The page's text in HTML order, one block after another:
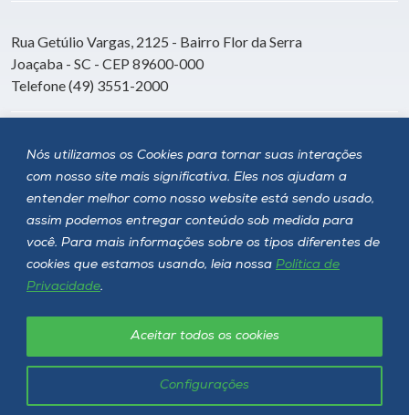
Nós utilizamos os Cookies para tornar suas interações
com nosso site mais significativa. Eles nos ajudam a
entender melhor como nosso website está sendo usado,
assim podemos entregar conteúdo sob medida para
você. Para mais informações sobre os tipos diferentes de
cookies que estamos usando, leia nossa Política de
Privacidade.
Configurações
Aceitar todos os cookies
Rua Getúlio Vargas, 2125 - Bairro Flor da Serra
Joaçaba - SC - CEP 89600-000
Telefone (49) 3551-2000
Siga a Unoesc
Unoesc © 2026 - Todos os direitos reservados
Política de privacidade LGPD